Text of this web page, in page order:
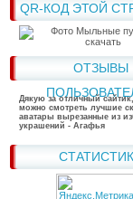
QR-КОД ЭТОЙ
ОТЗЫВЫ
Дякую за отличный сайтик,
можно смотреть лучшие
аватары вырезанные из
украшений - Агафья